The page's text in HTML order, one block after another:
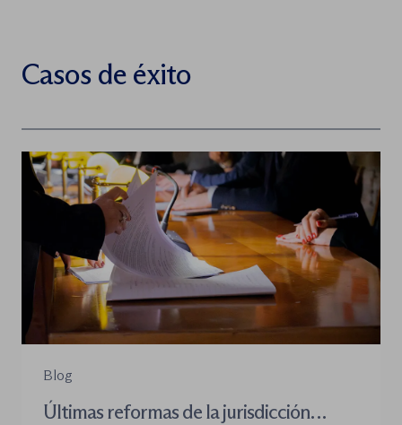
Casos de éxito
Blog
Últimas reformas de la jurisdicción